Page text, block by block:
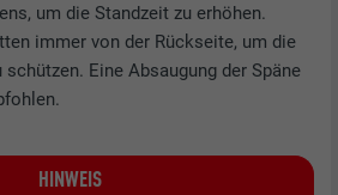
um die Standzeit zu erhöhen.
immer von der Rückseite, um die
Eine Absaugung der Späne
HINWEIS